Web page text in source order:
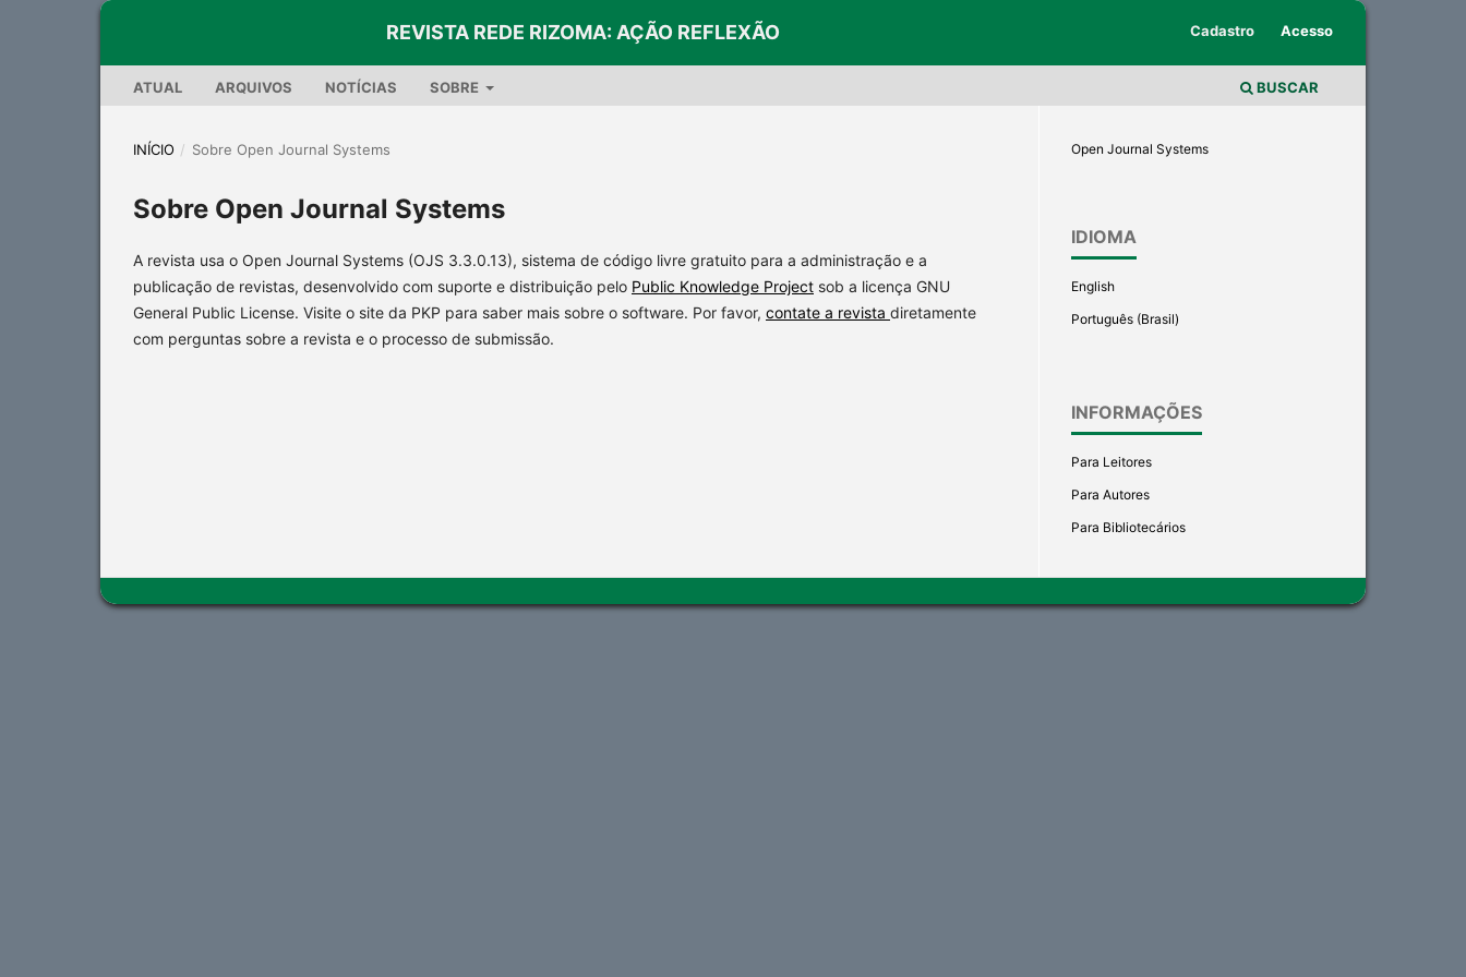
REVISTA REDE RIZOMA: AÇÃO REFLEXÃO
ATUAL ARQUIVOS NOTÍCIAS SOBRE BUSCAR
Cadastro Acesso
INÍCIO / Sobre Open Journal Systems
Sobre Open Journal Systems
A revista usa o Open Journal Systems (OJS 3.3.0.13), sistema de código livre gratuito para a administração e a
publicação de revistas, desenvolvido com suporte e distribuição pelo Public Knowledge Project sob a licença GNU
General Public License. Visite o site da PKP para saber mais sobre o software. Por favor, contate a revista diretamente
com perguntas sobre a revista e o processo de submissão.
Open Journal Systems
IDIOMA
English
Português (Brasil)
INFORMAÇÕES
Para Leitores
Para Autores
Para Bibliotecários